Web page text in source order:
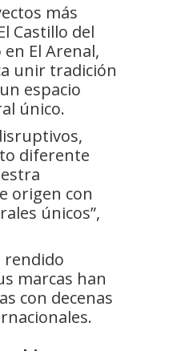
más
Castillo del
El Arenal,
unir tradición
espacio
único.
diferente
origen con
únicos”,
rendido
marcas han
con decenas